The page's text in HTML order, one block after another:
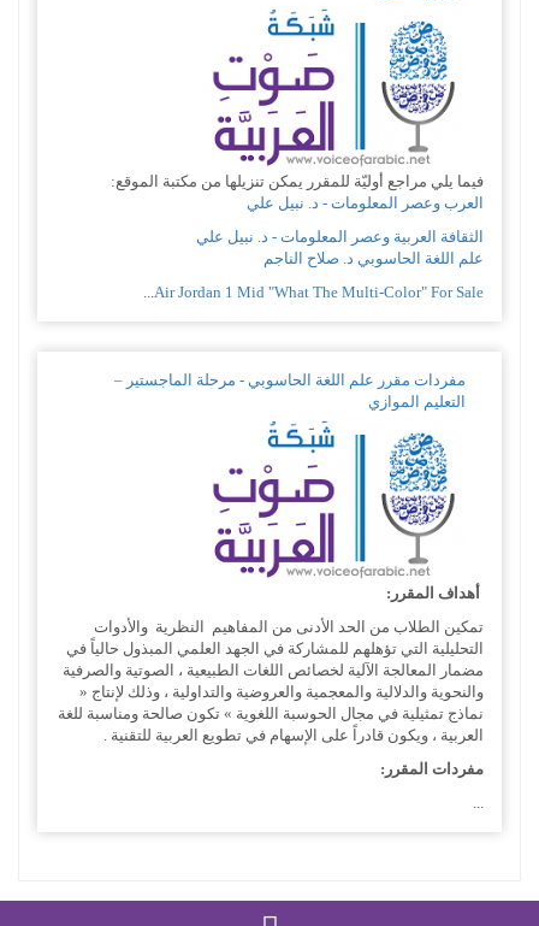
فيما يلي مراجع أوليّة للمقرر يمكن تنزيلها من مكتبة الموقع:
العرب وعصر المعلومات - د. نبيل علي
الثقافة العربية وعصر المعلومات - د. نبيل علي
علم اللغة الحاسوبي د. صلاح الناجم
Air Jordan 1 Mid "What The Multi-Color" For Sale
...
مفردات مقرر علم اللغة الحاسوبي - مرحلة الماجستير –
التعليم الموازي
أهداف المقرر:
تمكين الطلاب من الحد الأدنى من المفاهيم النظرية والأدوات
التحليلية التي تؤهلهم للمشاركة في الجهد العلمي المبذول حالياً في
مضمار المعالجة الآلية لخصائص اللغات الطبيعية ، الصوتية والصرفية
والنحوية والدلالية والمعجمية والعروضية والتداولية ، وذلك لإنتاج «
نماذج تمثيلية في مجال الحوسبة اللغوية » تكون صالحة ومناسبة للغة
العربية ، ويكون قادراً على الإسهام في تطويع العربية للتقنية .
مفردات المقرر:
...